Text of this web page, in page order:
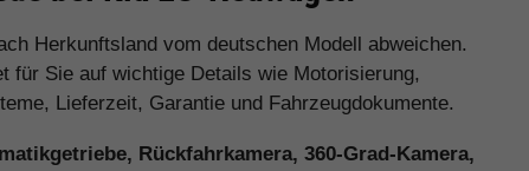
Herkunftsland vom deutschen Modell abweichen.
für Sie auf wichtige Details wie Motorisierung,
Lieferzeit, Garantie und Fahrzeugdokumente.
Rückfahrkamera, 360-Grad-Kamera,